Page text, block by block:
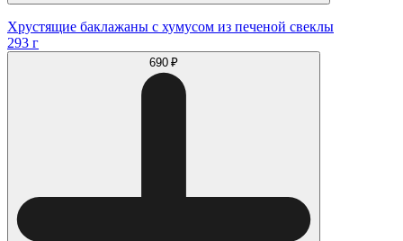
Хрустящие баклажаны с хумусом из печеной свеклы
293 г
690 ₽